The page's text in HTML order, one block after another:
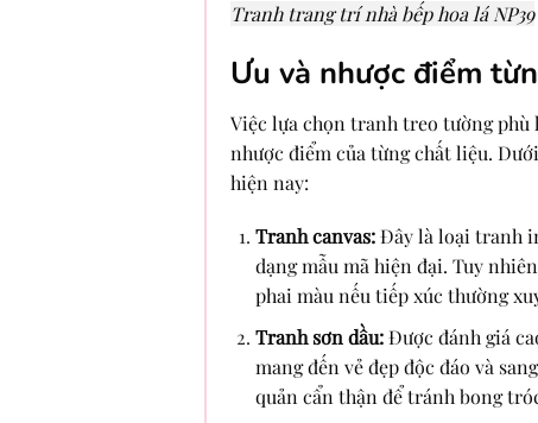
Tranh trang trí nhà bếp hoa lá NP39
Ưu và nhược điểm
Việc lựa chọn tranh treo tường phù
nhược điểm của từng chất liệu.
hiện nay:
Tranh canvas:Đây là loại tranh
dạng mẫu mã hiện đại. Tuy
phai màu nếu tiếp xúc thường
Tranh sơn dầu:Được đánh giá
mang đến vẻ đẹp độc đáo và
quản cẩn thận để tránh bong